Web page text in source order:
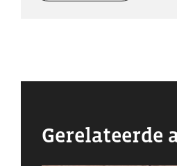
Gerelateerde